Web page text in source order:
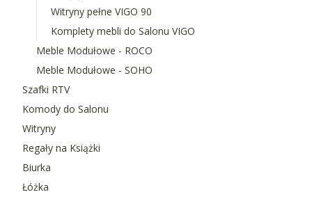
Witryny pełne VIGO 90
Komplety mebli do Salonu VIGO
Meble Modułowe - ROCO
Meble Modułowe - SOHO
Szafki RTV
Komody do Salonu
Witryny
Regały na Książki
Biurka
Łóżka